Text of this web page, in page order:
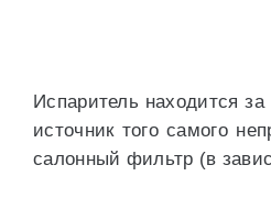
Испаритель находится
источник того самого
салонный фильтр (в